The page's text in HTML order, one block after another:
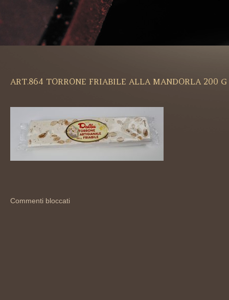
ART.864 TORRONE FRIABILE ALLA MANDORLA 200 G
Commenti bloccati